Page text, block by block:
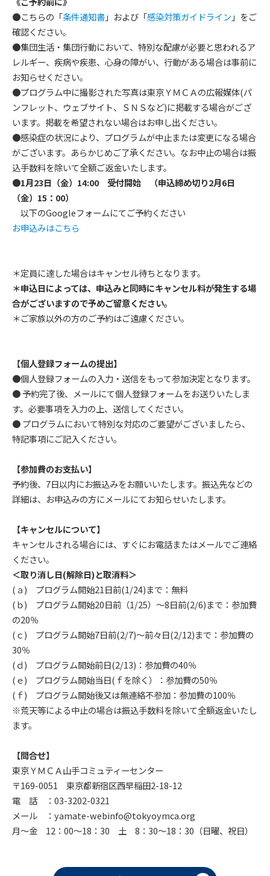
●こちらの「条件通知書」および「感染対策ガイドライン 」をご
確認ください。
●集団生活・集団行動において、特別な配慮が必要と思われるア
レルギー、疾病や疾患、心身の障がい、行動がある場合は事前に
お知らせください。
●プログラム中に撮影された写真は東京ＹＭＣＡの広報媒体(パ
ンフレット、ウェブサイト、ＳＮＳなど)に掲載する場合がござ
います。掲載を希望されない場合はお申し出ください。
●感染症の状況により、プログラムが中止または変更になる場合
がございます。あらかじめご了承ください。なお中止の場合は振
込手数料を除いて全額ご返金いたします。
●1月23日（金）14:00 受付開始 （申込締め切り2月6日
（金）15：00）
以下のGoogleフォームにてご予約ください
お申込みはこちら
＊定員に達した場合はキャンセル待ちとなります。
＊申込日によっては、申込みと同時にキャンセル料が発生する場
合がございますので予めご留意ください。
＊ご家族以外の方のご予約はご遠慮ください。
【個人登録フォームの提出】
●個人登録フォームの入力・送信をもって参加決定となります。
● 予約完了後、メールにて個人登録フォームをお送りいたしま
す。必要事項を入力の上、送信してください。
● プログラムにおいて特別な対応のご要望がございましたら、
特記事項にご記入ください。
【参加費のお支払い】
予約後、7日以内にお振込みをお願いいたします。振込先などの
詳細は、お申込みの方にメールにてお知らせいたします。
【キャンセルについて】
キャンセルされる場合には、すぐにお電話またはメールでご連絡
ください。
＜取り消し日(解除日)と取消料＞
(ａ) プログラム開始21日前(1/24)まで：無料
(ｂ) プログラム開始20日前（1/25）～8日前(2/6)まで：参加費
の20％
(ｃ) プログラム開始7日前(2/7)～前々日(2/12)まで：参加費の
30％
(ｄ) プログラム開始前日(2/13)：参加費の40％
(ｅ) プログラム開始当日(ｆを除く）：参加費の50％
(ｆ) プログラム開始後又は無連絡不参加：参加費の100％
※荒天等による中止の場合は振込手数料を除いて全額返金いたし
ます。
【問合せ】
東京ＹＭＣＡ山手コミュティーセンター
〒169-0051 東京都新宿区西早稲田2-18-12
電 話 ：03-3202-0321
メール ：yamate-webinfo@tokyoymca.org
月～金 12：00～18：30 土 8：30～18：30（日曜、祝日）